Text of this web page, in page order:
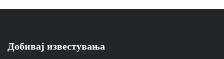
Добивај известувања